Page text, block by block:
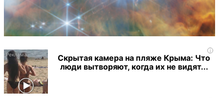
i
Скрытая камера на пляже Крыма: Что
люди вытворяют, когда их не видят...